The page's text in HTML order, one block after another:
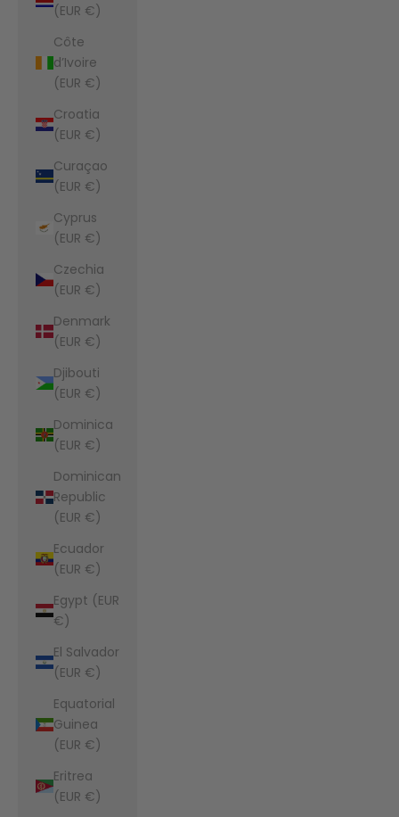
(EUR €)
Côte
d’Ivoire
(EUR €)
Croatia
(EUR €)
Curaçao
(EUR €)
Cyprus
(EUR €)
Czechia
(EUR €)
Denmark
(EUR €)
Djibouti
(EUR €)
Dominica
(EUR €)
Dominican
Republic
(EUR €)
Ecuador
(EUR €)
Egypt (EUR
€)
El Salvador
(EUR €)
Equatorial
Guinea
(EUR €)
Eritrea
(EUR €)